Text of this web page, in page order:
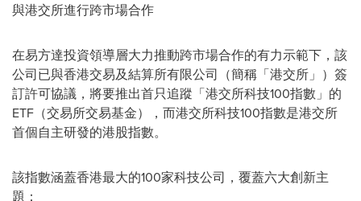
與港交所進行跨市場合作
在易方達投資領導層大力推動跨市場合作的有力示範下，該
公司已與香港交易及結算所有限公司（簡稱「港交所」）簽
訂許可協議，將要推出首只追蹤「港交所科技100指數」的
ETF（交易所交易基金），而港交所科技100指數是港交所
首個自主研發的港股指數。
該指數涵蓋香港最大的100家科技公司，覆蓋六大創新主
題：